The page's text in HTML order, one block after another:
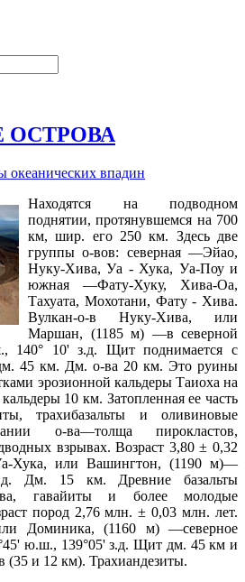
ОСТРОВА
океанических впадин
Находятся на подводном
поднятии, протянувшемся на 700
км, шир. его 250 км. Здесь две
группы о-вов: северная —Эйао,
Нуку-Хива, Уа - Хука, Уа-Поу и
южная —Фату-Хуку, Хива-Оа,
Тахуата, Мохотани, Фату - Хива.
Вулкан-о-в Нуку-Хива, или
Маршан, (1185 м) —в северной
140° 10' з.д. Щит поднимается с
45 км. Дм. о-ва 20 км. Это руины
эрозионной кальдеры Таиоха на
10 км. Затопленная ее часть
трахибазальты и оливиновые
о-ва—толща пирокластов,
взрывах. Возраст 3,80 ± 0,32
Хука, или Вашингтон, (1190 м)—
Дм. 15 км. Древние базальты
гавайиты и более молодые
пород 2,76 млн. ± 0,03 млн. лет.
Доминика, (1160 м) —северное
ю.ш., 139°05' з.д. Щит дм. 45 км и
(35 и 12 км). Трахиандезиты.